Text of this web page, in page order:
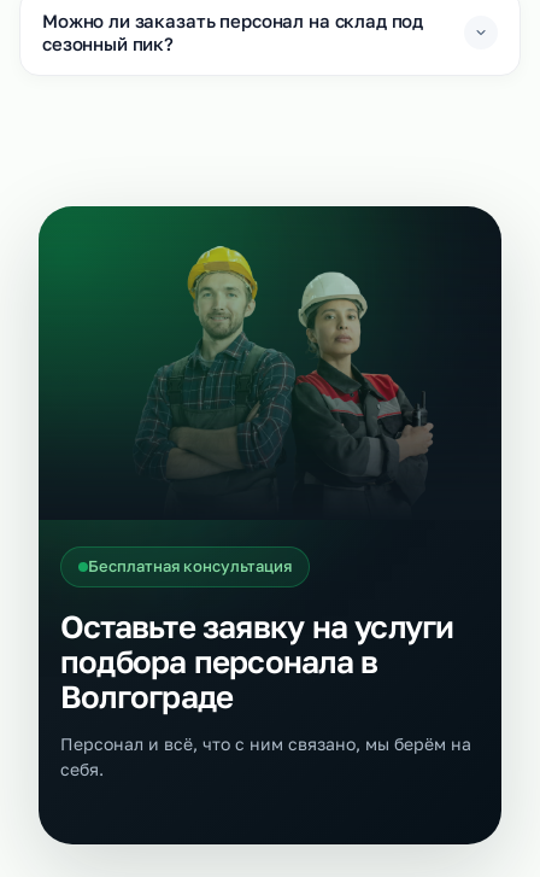
Можно ли заказать персонал на склад под
сезонный пик?
Бесплатная консультация
Оставьте заявку на услуги
подбора персонала в
Волгограде
Персонал и всё, что с ним связано, мы берём на
себя.